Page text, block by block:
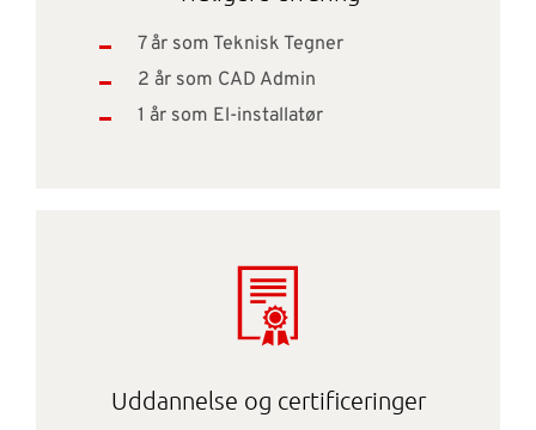
7 år som Teknisk Tegner
2 år som CAD Admin
1 år som El-installatør
Uddannelse og certificeringer